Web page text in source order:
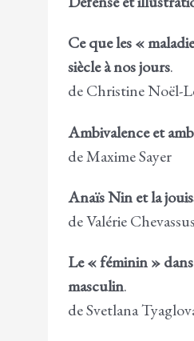
Ce que les «
siècle à nos jours.
de Christine Noël-
Ambivalence et
de Maxime Sayer
Anaïs Nin et la
de Valérie
Le « féminin »
masculin.
de Svetlana